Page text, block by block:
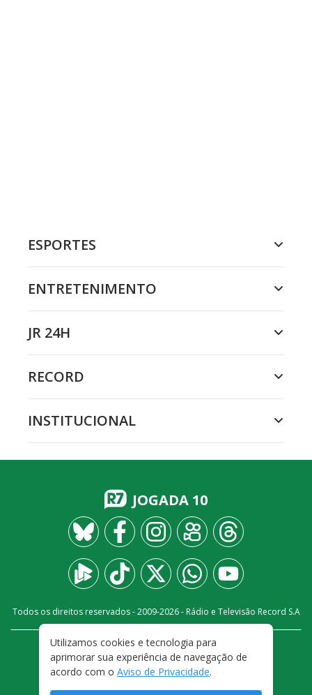
ESPORTES
ENTRETENIMENTO
JR 24H
RECORD
INSTITUCIONAL
JOGADA 10
Todos os direitos reservados - 2009-2026- Rádio e Televisão Record S.A
FALE CONOSCO
PRIVACIDADE
TERMOS E CONDIÇÕES DE USO
Utilizamos cookies e tecnologia para
aprimorar sua experiência de navegação de
acordo com o Aviso de Privacidade.